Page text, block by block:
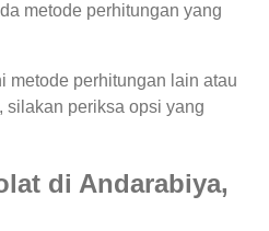
metode perhitungan yang
metode perhitungan lain atau
silakan periksa opsi yang
di Andarabiya,